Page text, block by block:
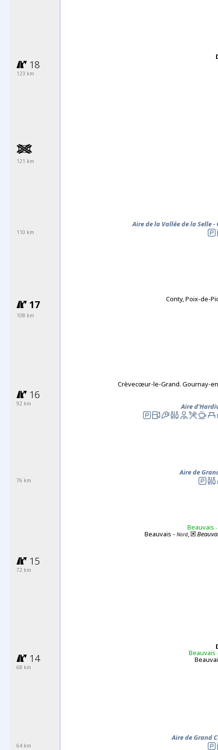
18
123 km
121 km
110 km
Aire de la Vallée de la Selle -
17
108 km
Conty, Poix-de-
16
92 km
Crèvecœur-le-Grand. Gournay-
Aire
76 km
Aire de
Beauvais
Beauvais - Nord,
15
72 km
14
68 km
Beauvais
64 km
Aire de Grand